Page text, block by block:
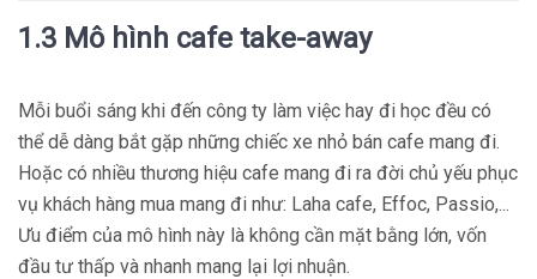
1.3 Mô hình cafe take-away
Mỗi buổi sáng khi đến công ty làm việc hay đi học đều có
thể dễ dàng bắt gặp những chiếc xe nhỏ bán cafe mang đi.
Hoặc có nhiều thương hiệu cafe mang đi ra đời chủ yếu phục
vụ khách hàng mua mang đi như: Laha cafe, Effoc, Passio,...
Ưu điểm của mô hình này là không cần mặt bằng lớn, vốn
đầu tư thấp và nhanh mang lại lợi nhuận.